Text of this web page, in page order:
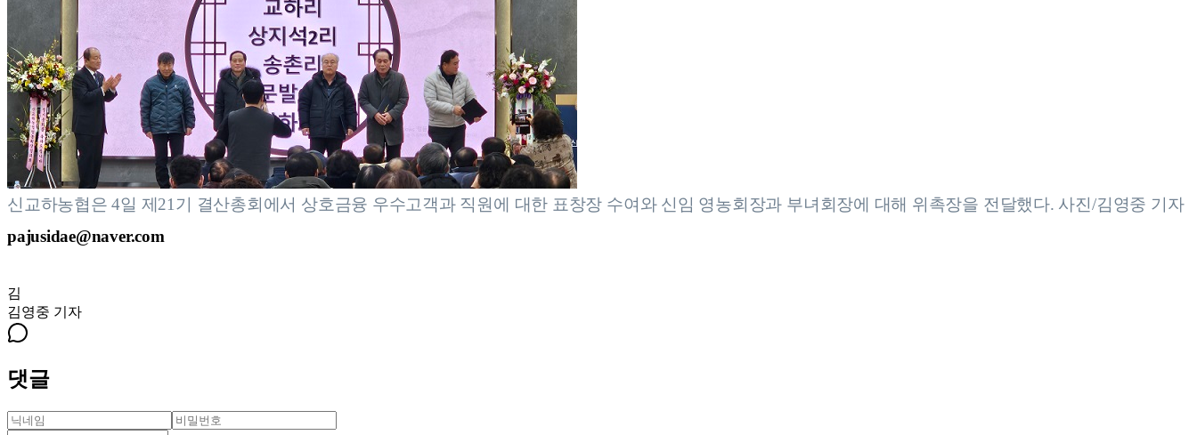
신교하농협은 4일 제21기 결산총회에서 상호금융 우수고객과 직원에 대한 표창장 수여와 신임 영농회장과 부녀회장에 대해 위촉장을 전달했다. 사진/김영중 기자
pajusidae@naver.com
김
김영중 기자
댓글